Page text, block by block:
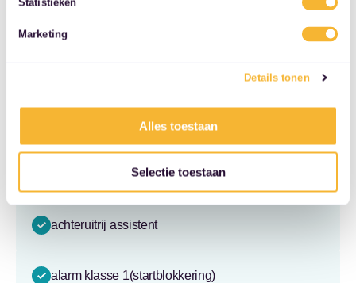
Statistieken
Marketing
Details tonen
Alles toestaan
Selectie toestaan
stuur verstelbaar
voorstoelen verwarmd
achteropkomend verkeer waarschuwing
achteruitrij assistent
alarm klasse 1(startblokkering)